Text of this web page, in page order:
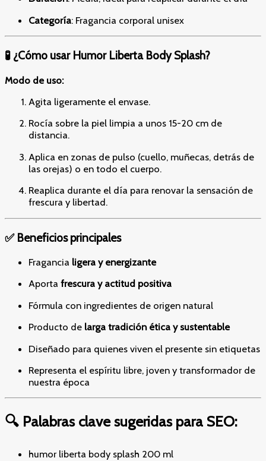
Categoría: Fragancia corporal unisex
🧪 ¿Cómo usar Humor Liberta Body Splash?
Modo de uso:
Agita ligeramente el envase.
Rocía sobre la piel limpia a unos 15-20 cm de
distancia.
Aplica en zonas de pulso (cuello, muñecas, detrás de
las orejas) o en todo el cuerpo.
Reaplica durante el día para renovar la sensación de
frescura y libertad.
✅ Beneficios principales
Fragancia ligera y energizante
Aporta frescura y actitud positiva
Fórmula con ingredientes de origen natural
Producto de larga tradición ética y sustentable
Diseñado para quienes viven el presente sin etiquetas
Representa el espíritu libre, joven y transformador de
nuestra época
🔍 Palabras clave sugeridas para SEO:
humor liberta body splash 200 ml